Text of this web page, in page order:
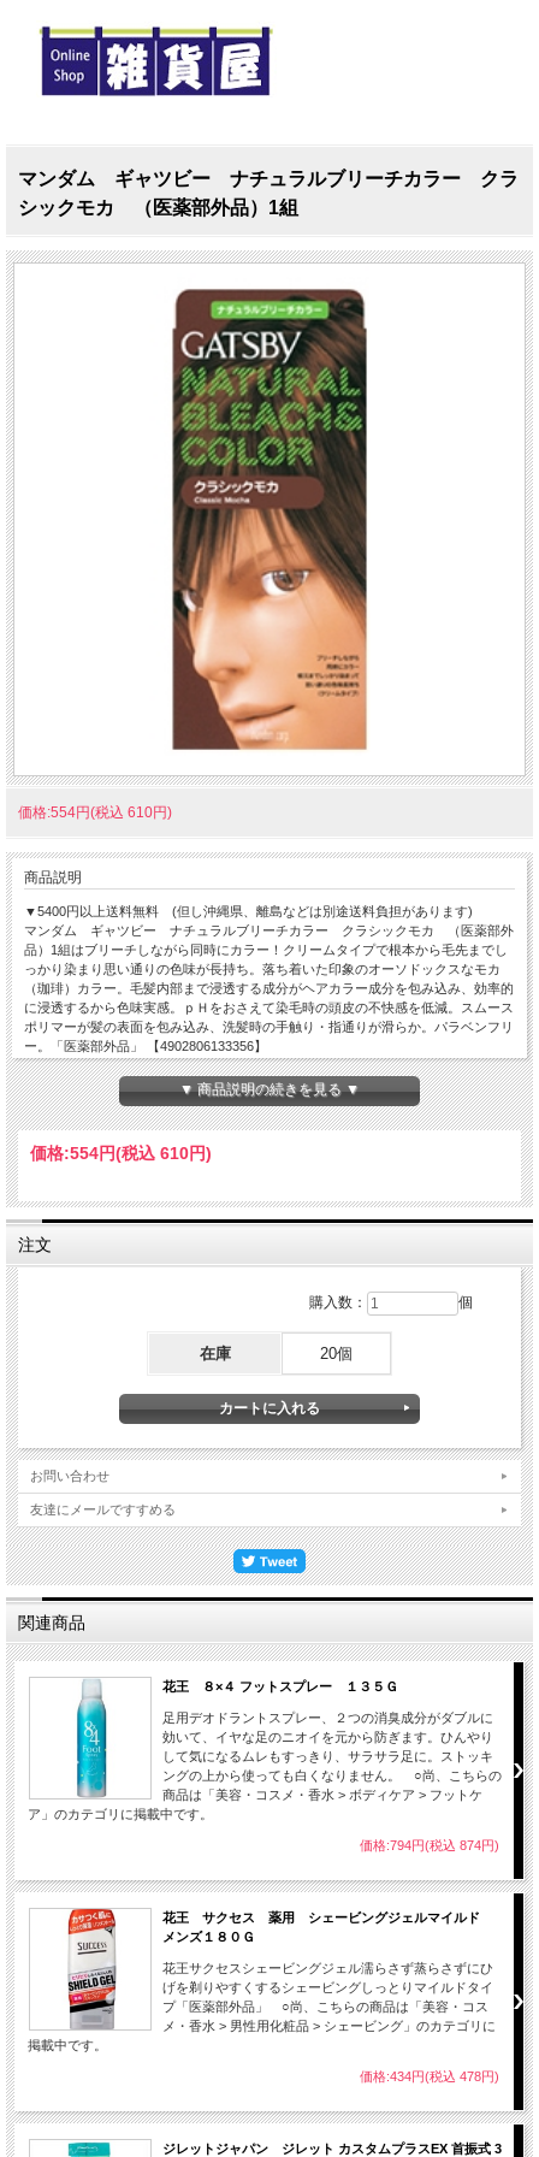
マンダム ギャツビー ナチュラルブリーチカラー クラ
シックモカ （医薬部外品）1組
価格:554円(税込 610円)
商品説明
▼5400円以上送料無料 (但し沖縄県、離島などは別途送料負担があります)
マンダム ギャツビー ナチュラルブリーチカラー クラシックモカ （医薬部外
品）1組はブリーチしながら同時にカラー！クリームタイプで根本から毛先までし
っかり染まり思い通りの色味が長持ち。落ち着いた印象のオーソドックスなモカ
（珈琲）カラー。毛髪内部まで浸透する成分がヘアカラー成分を包み込み、効率的
に浸透するから色味実感。ｐＨをおさえて染毛時の頭皮の不快感を低減。スムース
ポリマーが髪の表面を包み込み、洗髪時の手触り・指通りが滑らか。パラベンフリ
ー。「医薬部外品」 【4902806133356】
▼ 商品説明の続きを見る ▼
価格:554円(税込 610円)
注文
購入数： 個
在庫 20個
お問い合わせ
友達にメールですすめる
関連商品
花王 ８×４ フットスプレー １３５Ｇ
足用デオドラントスプレー、２つの消臭成分がダブルに
効いて、イヤな足のニオイを元から防ぎます。ひんやり
して気になるムレもすっきり、サラサラ足に。ストッキ
ングの上から使っても白くなりません。 ○尚、こちらの
商品は「美容・コスメ・香水 > ボディケア > フットケ
ア」のカテゴリに掲載中です。
価格:794円(税込 874円)
花王 サクセス 薬用 シェービングジェルマイルド
メンズ１８０Ｇ
花王サクセスシェービングジェル濡らさず蒸らさずにひ
げを剃りやすくするシェービングしっとりマイルドタイ
プ「医薬部外品」 ○尚、こちらの商品は「美容・コス
メ・香水 > 男性用化粧品 > シェービング」のカテゴリに
掲載中です。
価格:434円(税込 478円)
ジレットジャパン ジレット カスタムプラスEX 首振式 3